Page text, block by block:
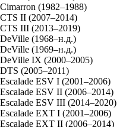
Cimarron (1982–1988)
CTS II (2007–2014)
CTS III (2013–2019)
DeVille (1968–н.д.)
DeVille (1969–н.д.)
DeVille IX (2000–2005)
DTS (2005–2011)
Escalade ESV I (2001–2006)
Escalade ESV II (2006–2014)
Escalade ESV III (2014–2020)
Escalade EXT I (2001–2006)
Escalade EXT II (2006–2014)